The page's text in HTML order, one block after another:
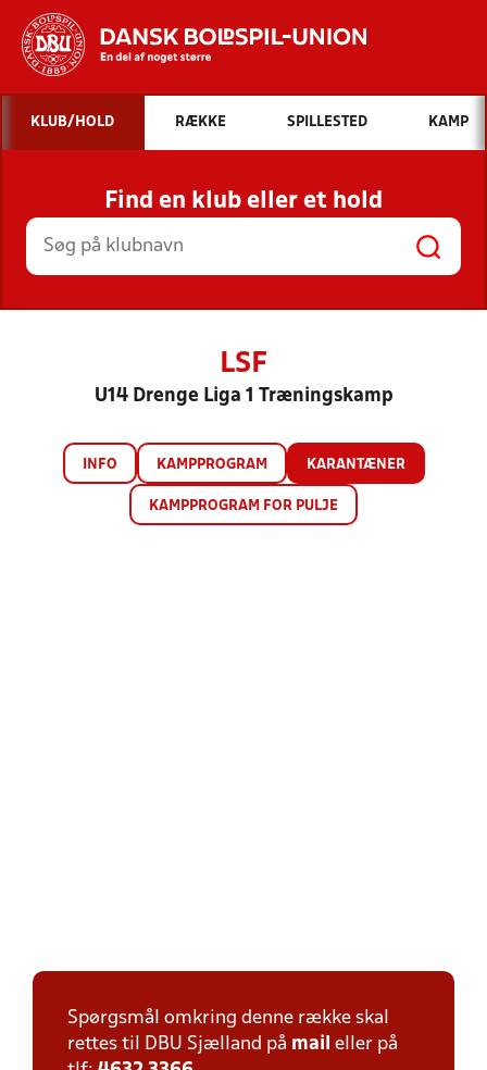
Hvad vil du søge efter?
INDHOLD OG NYHEDER
STILLINGER, RESULTATER, KLUBBER OG
HOLD
KLUB/HOLD RÆKKE SPILLESTED KAMP
Find en klub eller et hold
LSF
U14 Drenge Liga 1 Træningskamp
INFO KAMPPROGRAM KARANTÆNER
KAMPPROGRAM FOR PULJE
Spørgsmål omkring denne række skal
rettes til DBU Sjælland på mail eller på